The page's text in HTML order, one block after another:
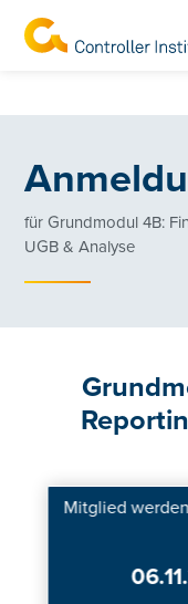
für Grundmodul 4B:
UGB & Analyse
Mitglied werden